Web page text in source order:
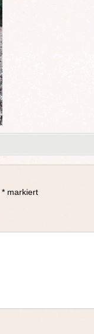
* markiert